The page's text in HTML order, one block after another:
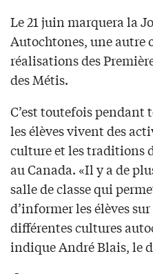
Le 21 juin marquera la
Autochtones, une autre
réalisations des
des Métis.
C’est toutefois pendant
les élèves vivent des
culture et les traditions
au Canada. «Il y a de
salle de classe qui
d’informer les élèves
différentes cultures
indique André Blais, le